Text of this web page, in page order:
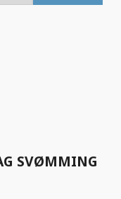
SVØMMING